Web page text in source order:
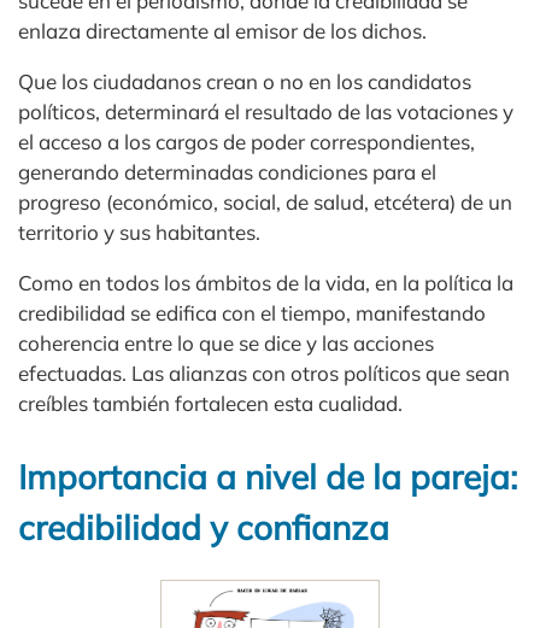
enlaza directamente al emisor de los dichos.
Que los ciudadanos crean o no en los candidatos
políticos, determinará el resultado de las votaciones y
el acceso a los cargos de poder correspondientes,
generando determinadas condiciones para el
progreso (económico, social, de salud, etcétera) de un
territorio y sus habitantes.
Como en todos los ámbitos de la vida, en la política la
credibilidad se edifica con el tiempo, manifestando
coherencia entre lo que se dice y las acciones
efectuadas. Las alianzas con otros políticos que sean
creíbles también fortalecen esta cualidad.
Importancia a nivel de la pareja:
credibilidad y confianza